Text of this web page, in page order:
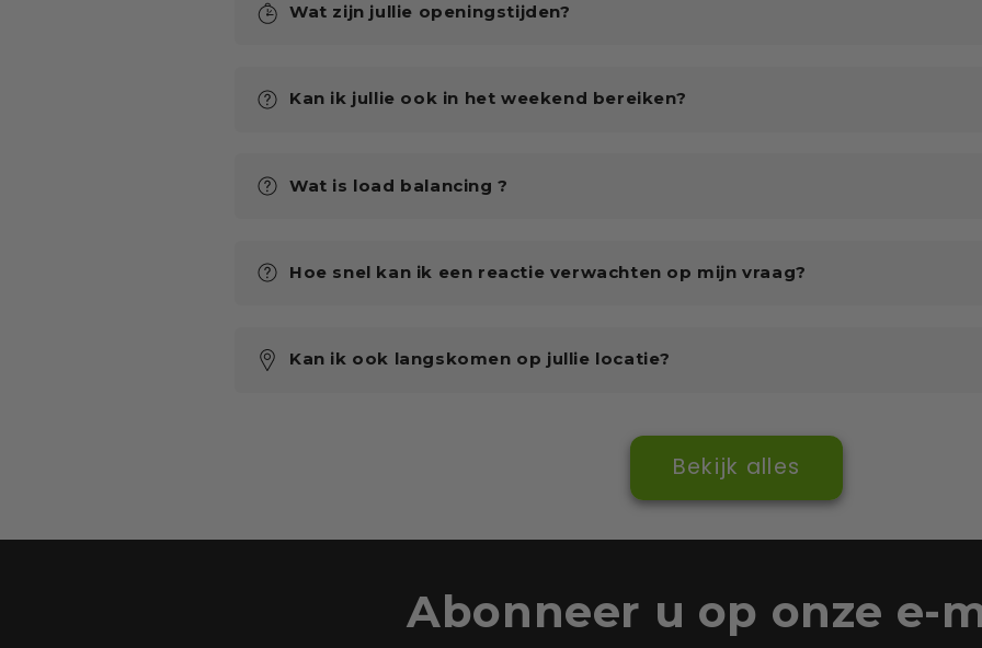
Wat zijn jullie openingstijden?
Kan ik jullie ook in het weekend bereiken?
Wat is load balancing ?
Hoe snel kan ik een reactie verwachten op mijn vraag?
Kan ik ook langskomen op jullie locatie?
Bekijk alles
Abonneer u op onze e-